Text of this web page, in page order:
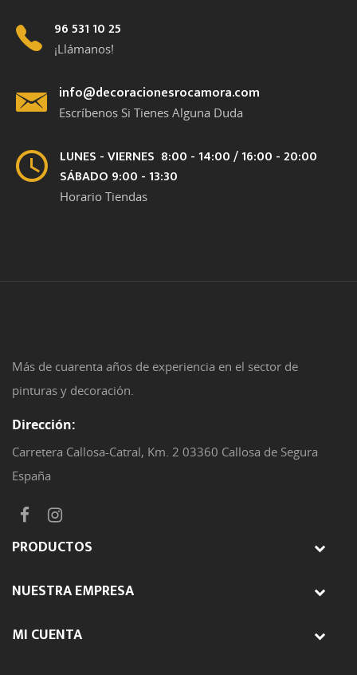
96 531 10 25
¡Llámanos!
info@decoracionesrocamora.com
Escríbenos Si Tienes Alguna Duda
LUNES - VIERNES 8:00 - 14:00 / 16:00 - 20:00
SÁBADO 9:00 - 13:30
Horario Tiendas
Más de cuarenta años de experiencia en el sector de
pinturas y decoración.
Dirección:
Carretera Callosa-Catral, Km. 2 03360 Callosa de Segura
España
PRODUCTOS
NUESTRA EMPRESA
MI CUENTA